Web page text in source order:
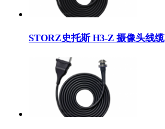
STORZ史托斯 H3-Z 摄像头线缆